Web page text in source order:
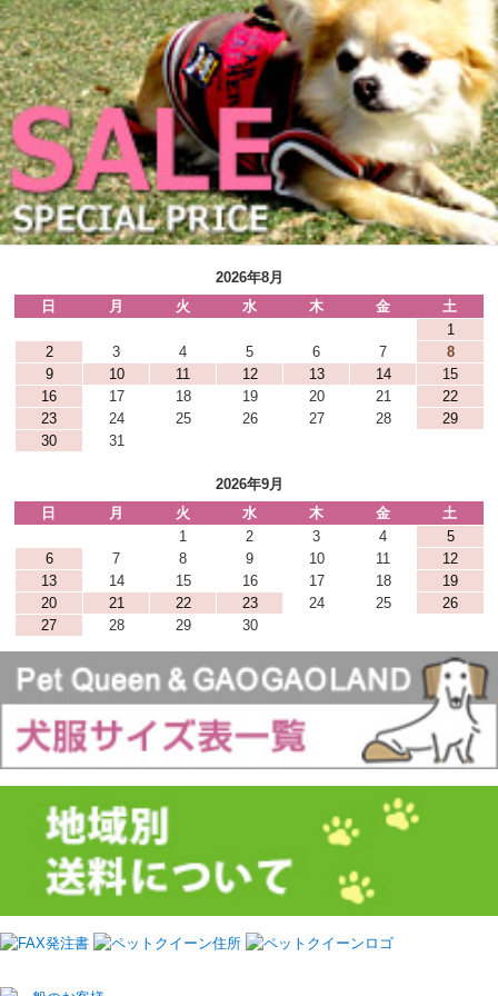
2026年8月
日
月 火 水 木 金
土
1
2
3 4 5 6 7
8
9
10 11 12 13 14
15
16
17 18 19 20 21
22
23
24 25 26 27 28
29
30
31
2026年9月
日
月 火 水 木 金
土
1
2 3 4
5
6
7 8 9 10 11
12
13
14 15 16 17 18
19
20
21 22 23 24 25
26
27
28 29 30